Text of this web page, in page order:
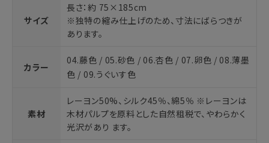
サイズ
長さ：約 75×185cm
※独特の縮み仕上げのため、寸法にばらつきが
あります。
カラー
04.藤色 / 05.砂色 / 06.杏色 / 07.卵色 / 08.薄墨
色 / 09.うぐいす色
素材
レーヨン50%、シルク45％、綿5％ ※レーヨンは
木材パルプを原料とした自然租税で、やわらかく
光沢があり ます。